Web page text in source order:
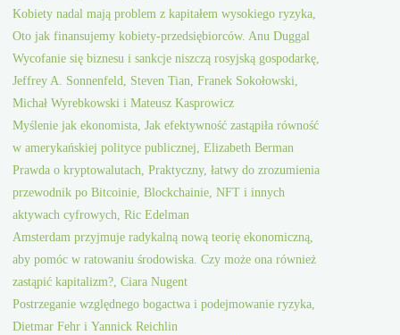
Kobiety nadal mają problem z kapitałem wysokiego ryzyka,
Oto jak finansujemy kobiety-przedsiębiorców. Anu Duggal
Wycofanie się biznesu i sankcje niszczą rosyjską gospodarkę,
Jeffrey A. Sonnenfeld, Steven Tian, Franek Sokołowski,
Michał Wyrebkowski i Mateusz Kasprowicz
Myślenie jak ekonomista, Jak efektywność zastąpiła równość
w amerykańskiej polityce publicznej, Elizabeth Berman
Prawda o kryptowalutach, Praktyczny, łatwy do zrozumienia
przewodnik po Bitcoinie, Blockchainie, NFT i innych
aktywach cyfrowych, Ric Edelman
Amsterdam przyjmuje radykalną nową teorię ekonomiczną,
aby pomóc w ratowaniu środowiska. Czy może ona również
zastąpić kapitalizm?, Ciara Nugent
Postrzeganie względnego bogactwa i podejmowanie ryzyka,
Dietmar Fehr i Yannick Reichlin